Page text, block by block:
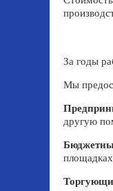
За годы
Мы
другую